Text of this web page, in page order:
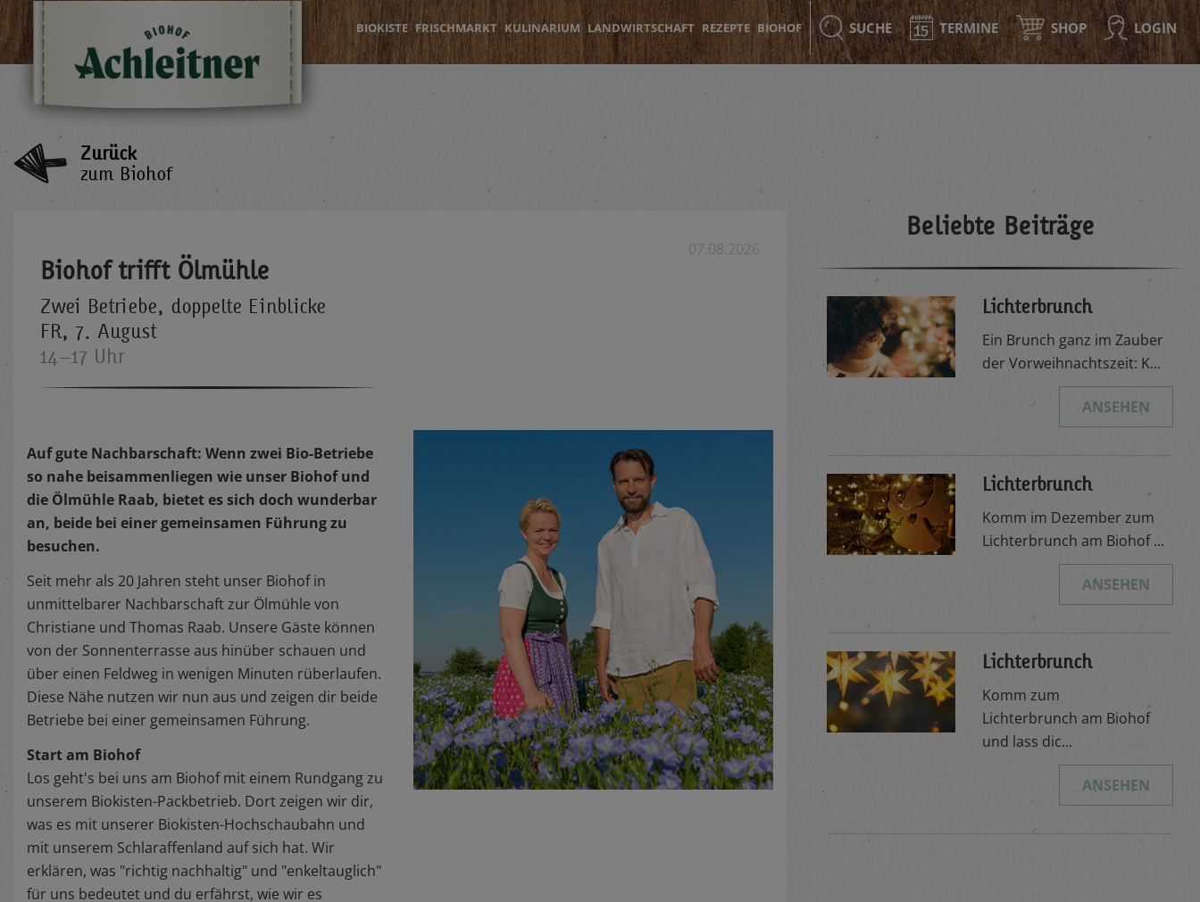
BIOKISTE FRISCHMARKT KULINARIUM LANDWIRTSCHAFT REZEPTE BIOHOF SUCHE TERMINE SHOP LOGIN
Zurück
zum Biohof
Biohof trifft Ölmühle
Zwei Betriebe, doppelte Einblicke
FR, 7. August
14–17 Uhr
07.08.2026
Auf gute Nachbarschaft: Wenn zwei Bio-Betriebe
so nahe beisammenliegen wie unser Biohof und
die Ölmühle Raab, bietet es sich doch wunderbar
an, beide bei einer gemeinsamen Führung zu
besuchen.
Seit mehr als 20 Jahren steht unser Biohof in
unmittelbarer Nachbarschaft zur Ölmühle von
Christiane und Thomas Raab. Unsere Gäste können
von der Sonnenterrasse aus hinüber schauen und
über einen Feldweg in wenigen Minuten rüberlaufen.
Diese Nähe nutzen wir nun aus und zeigen dir beide
Betriebe bei einer gemeinsamen Führung.
Start am Biohof
Los geht's bei uns am Biohof mit einem Rundgang zu
unserem Biokisten-Packbetrieb. Dort zeigen wir dir,
was es mit unserer Biokisten-Hochschaubahn und
mit unserem Schlaraffenland auf sich hat. Wir
erklären, was "richtig nachhaltig" und "enkeltauglich"
für uns bedeutet und du erfährst, wie wir es
Beliebte Beiträge
Lichterbrunch
Ein Brunch ganz im Zauber
der Vorweihnachtszeit: K...
ANSEHEN
Lichterbrunch
Komm im Dezember zum
Lichterbrunch am Biohof ...
ANSEHEN
Lichterbrunch
Komm zum
Lichterbrunch am Biohof
und lass dic...
ANSEHEN